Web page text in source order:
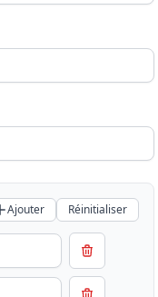
Ajouter Réinitialiser